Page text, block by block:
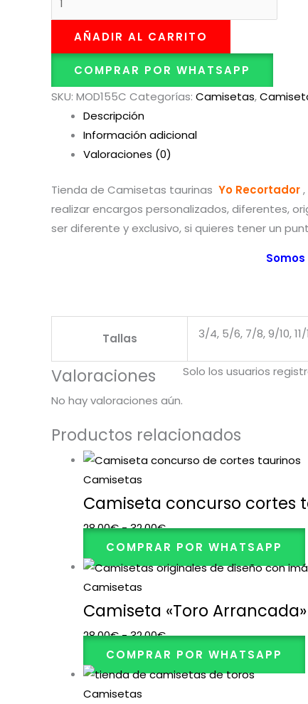
AÑADIR AL CARRITO
COMPRAR POR WHATSAPP
SKU: MOD155C Categorías: Camisetas,
Descripción
Información adicional
Valoraciones (0)
Tienda de Camisetas taurinas Yo Recortador
realizar encargos personalizados, diferentes,
ser diferente y exclusivo, si quieres tener un
Tallas 3/4, 5/6, 7/8, 9/10, 11/
Valoraciones
No hay valoraciones aún.
Solo los usuarios
Productos relacionados
Camisetas
Camiseta concurso cortes
28,00€-32,00€
COMPRAR POR WHATSAPP
Camisetas
Camiseta «Toro Arrancada»
28,00€-32,00€
COMPRAR POR WHATSAPP
Camisetas